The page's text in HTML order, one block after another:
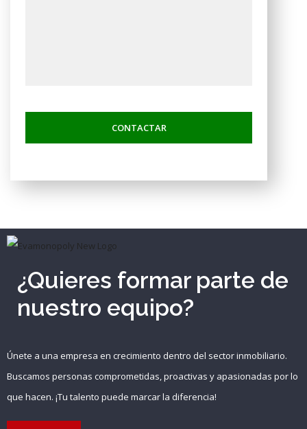
CONTACTAR
¿Quieres formar parte de
nuestro equipo?
Únete a una empresa en crecimiento dentro del sector inmobiliario.
Buscamos personas comprometidas, proactivas y apasionadas por lo
que hacen. ¡Tu talento puede marcar la diferencia!